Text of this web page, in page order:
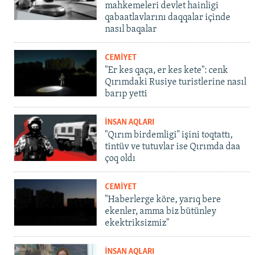
mahkemeleri devlet hainligi
qabaatlavlarını daqqalar içinde
nasıl baqalar
CEMİYET
"Er kes qaça, er kes kete": cenk
Qırımdaki Rusiye turistlerine nasıl
barıp yetti
İNSAN AQLARI
"Qırım birdemligi" işini toqtattı,
tintüv ve tutuvlar ise Qırımda daa
çoq oldı
CEMİYET
"Haberlerge köre, yarıq bere
ekenler, amma biz bütünley
ekektriksizmiz"
İNSAN AQLARI